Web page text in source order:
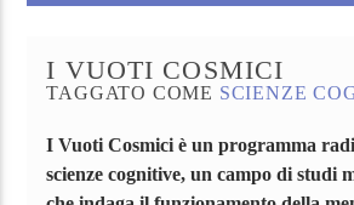
I VUOTI COSMICI
TAGGATO COME SCIENZE
I Vuoti Cosmici è un programma
scienze cognitive, un campo di studi